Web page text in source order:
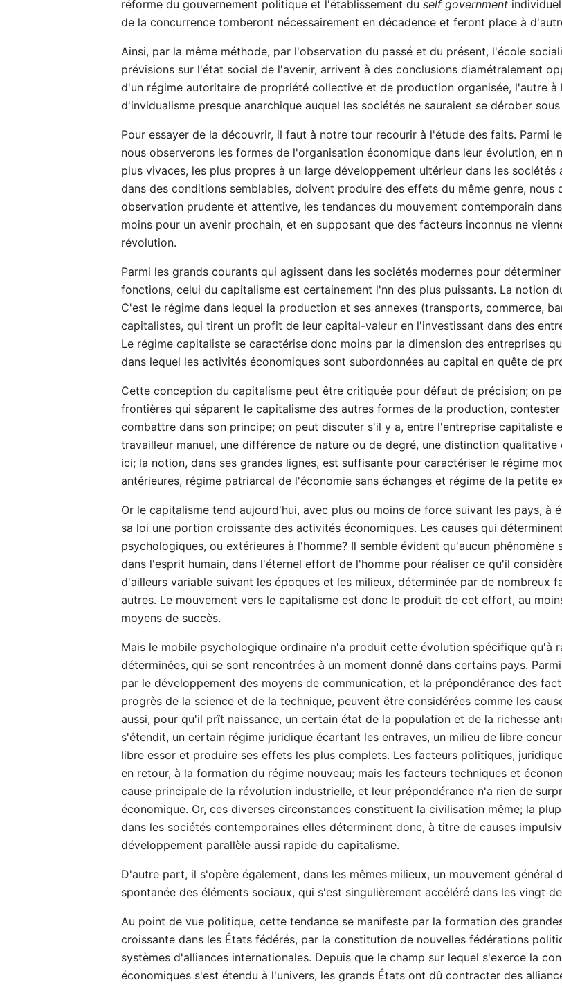
réforme du gouvernement politique et l'établissement duself government
de la concurrence tomberont nécessairement en décadence et feront place à
Ainsi, par la même méthode, par l'observation du passé et du présent, l'école
prévisions sur l'état social de l'avenir, arrivent à des conclusions diamétralement
d'un régime autoritaire de propriété collective et de production organisée, l'autre
d'invidualisme presque anarchique auquel les sociétés ne sauraient se dérober
Pour essayer de la découvrir, il faut à notre tour recourir à l'étude des faits. Parmi
nous observerons les formes de l'organisation économique dans leur évolution, en
plus vivaces, les plus propres à un large développement ultérieur dans les sociétés
dans des conditions semblables, doivent produire des effets du même genre, nous
observation prudente et attentive, les tendances du mouvement contemporain
moins pour un avenir prochain, et en supposant que des facteurs inconnus ne
révolution.
Parmi les grands courants qui agissent dans les sociétés modernes pour
fonctions, celui du capitalisme est certainement l'nn des plus puissants. La notion
C'est le régime dans lequel la production et ses annexes (transports, commerce,
capitalistes, qui tirent un profit de leur capital-valeur en l'investissant dans des
Le régime capitaliste se caractérise donc moins par la dimension des entreprises
dans lequel les activités économiques sont subordonnées au capital en quête de
Cette conception du capitalisme peut être critiquée pour défaut de précision; on
frontières qui séparent le capitalisme des autres formes de la production,
combattre dans son principe; on peut discuter s'il y a, entre l'entreprise
travailleur manuel, une différence de nature ou de degré, une distinction
ici; la notion, dans ses grandes lignes, est suffisante pour caractériser le régime
antérieures, régime patriarcal de l'économie sans échanges et régime de la petite
Or le capitalisme tend aujourd'hui, avec plus ou moins de force suivant les pays, à
sa loi une portion croissante des activités économiques. Les causes qui
psychologiques, ou extérieures à l'homme? Il semble évident qu'aucun
dans l'esprit humain, dans l'éternel effort de l'homme pour réaliser ce qu'il
d'ailleurs variable suivant les époques et les milieux, déterminée par de nombreux
autres. Le mouvement vers le capitalisme est donc le produit de cet effort, au
moyens de succès.
Mais le mobile psychologique ordinaire n'a produit cette évolution spécifique qu'à
déterminées, qui se sont rencontrées à un moment donné dans certains pays.
par le développement des moyens de communication, et la prépondérance des
progrès de la science et de la technique, peuvent être considérées comme les
aussi, pour qu'il prît naissance, un certain état de la population et de la richesse
s'étendit, un certain régime juridique écartant les entraves, un milieu de libre
libre essor et produire ses effets les plus complets. Les facteurs politiques,
en retour, à la formation du régime nouveau; mais les facteurs techniques et
cause principale de la révolution industrielle, et leur prépondérance n'a rien de
économique. Or, ces diverses circonstances constituent la civilisation même; la
dans les sociétés contemporaines elles déterminent donc, à titre de causes
développement parallèle aussi rapide du capitalisme.
D'autre part, il s'opère également, dans les mêmes milieux, un mouvement
spontanée des éléments sociaux, qui s'est singulièrement accéléré dans les vingt
Au point de vue politique, cette tendance se manifeste par la formation des
croissante dans les États fédérés, par la constitution de nouvelles fédérations
systèmes d'alliances internationales. Depuis que le champ sur lequel s'exerce la
économiques s'est étendu à l'univers, les grands États ont dû contracter des